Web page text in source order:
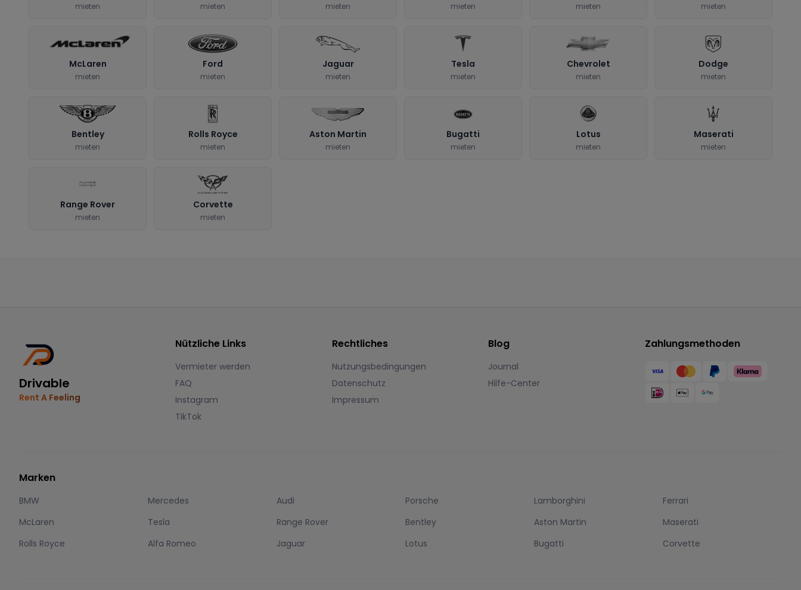
mieten mieten mieten mieten mieten mieten
McLaren
mieten
Ford
mieten
Jaguar
mieten
Tesla
mieten
Chevrolet
mieten
Dodge
mieten
Bentley
mieten
Rolls Royce
mieten
Aston Martin
mieten
Bugatti
mieten
Lotus
mieten
Maserati
mieten
Range Rover
mieten
Corvette
mieten
Drivable
Rent A Feeling
Nützliche Links
Vermieter werden
FAQ
Instagram
TikTok
Rechtliches
Nutzungsbedingungen
Datenschutz
Impressum
Blog
Journal
Hilfe-Center
Zahlungsmethoden
Marken
BMW Mercedes Audi Porsche Lamborghini
Ferrari
McLaren
Tesla Range Rover Bentley Aston Martin
Maserati
Rolls Royce
Alfa Romeo Jaguar Lotus Bugatti Corvette